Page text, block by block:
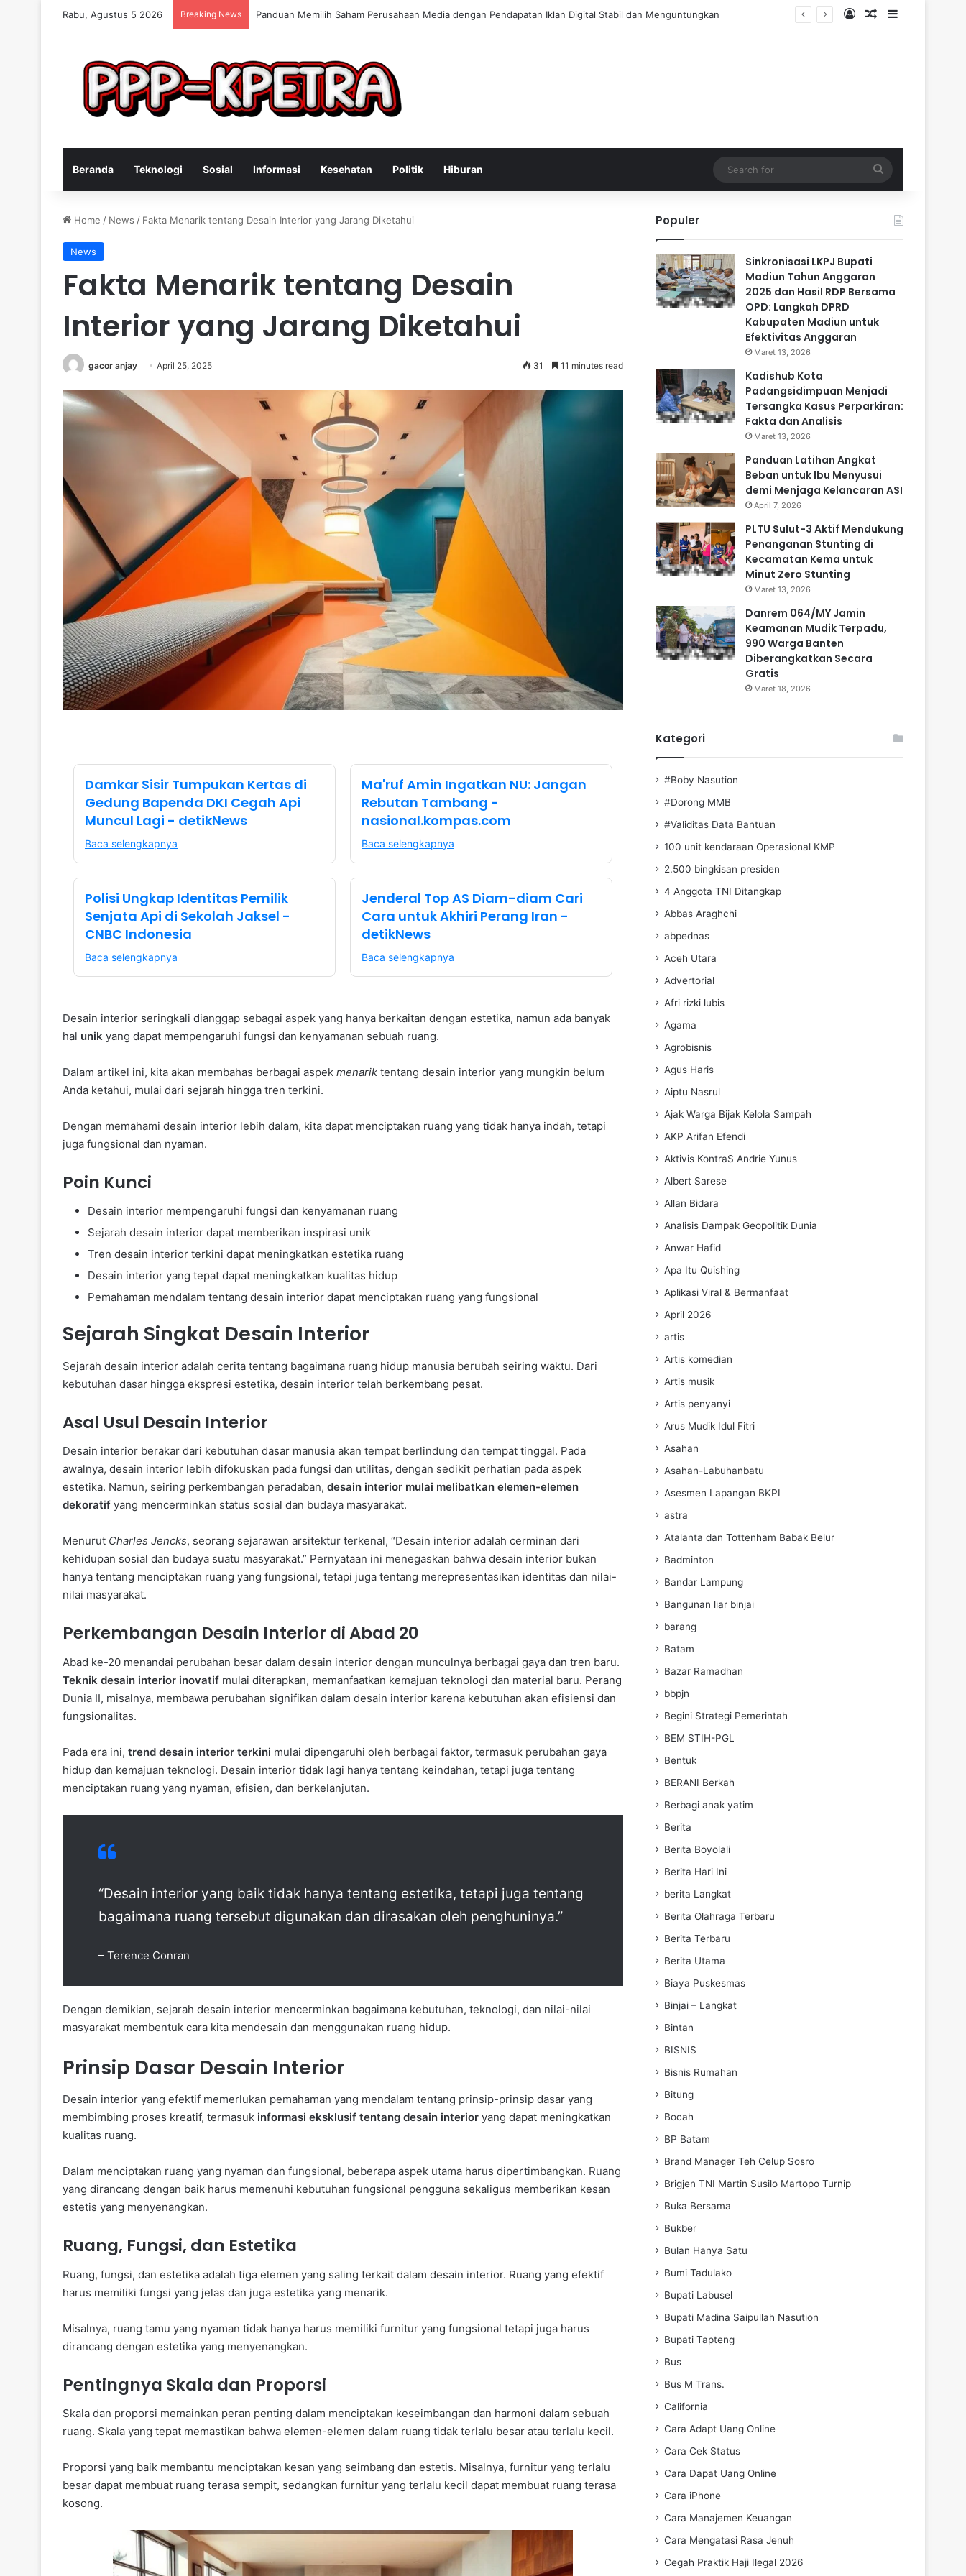
Rabu, Agustus 5 2026 Breaking News Keterampilan Konsultan Bisnis Online untuk Meningkatkan Pendapatan Berdasarkan Pengalaman Praktis Log InRandom Article
Sidebar
Beranda Teknologi Sosial Informasi Kesehatan Politik Hiburan
for
Home / News / Fakta Menarik tentang Desain Interior yang Jarang Diketahui
News
Fakta Menarik tentang Desain
Interior yang Jarang Diketahui
gacor anjay April 25, 2025 31 11 minutes read
Damkar Sisir Tumpukan Kertas di
Gedung Bapenda DKI Cegah Api
Muncul Lagi - detikNews
Baca selengkapnya
Ma'ruf Amin Ingatkan NU: Jangan
Rebutan Tambang -
nasional.kompas.com
Baca selengkapnya
Polisi Ungkap Identitas Pemilik
Senjata Api di Sekolah Jaksel -
CNBC Indonesia
Baca selengkapnya
Jenderal Top AS Diam-diam Cari
Cara untuk Akhiri Perang Iran -
detikNews
Baca selengkapnya
Desain interior seringkali dianggap sebagai aspek yang hanya berkaitan dengan estetika, namun ada banyak
hal unik yang dapat mempengaruhi fungsi dan kenyamanan sebuah ruang.
Dalam artikel ini, kita akan membahas berbagai aspek menarik tentang desain interior yang mungkin belum
Anda ketahui, mulai dari sejarah hingga tren terkini.
Dengan memahami desain interior lebih dalam, kita dapat menciptakan ruang yang tidak hanya indah, tetapi
juga fungsional dan nyaman.
Poin Kunci
Desain interior mempengaruhi fungsi dan kenyamanan ruang
Sejarah desain interior dapat memberikan inspirasi unik
Tren desain interior terkini dapat meningkatkan estetika ruang
Desain interior yang tepat dapat meningkatkan kualitas hidup
Pemahaman mendalam tentang desain interior dapat menciptakan ruang yang fungsional
Sejarah Singkat Desain Interior
Sejarah desain interior adalah cerita tentang bagaimana ruang hidup manusia berubah seiring waktu. Dari
kebutuhan dasar hingga ekspresi estetika, desain interior telah berkembang pesat.
Asal Usul Desain Interior
Desain interior berakar dari kebutuhan dasar manusia akan tempat berlindung dan tempat tinggal. Pada
awalnya, desain interior lebih difokuskan pada fungsi dan utilitas, dengan sedikit perhatian pada aspek
estetika. Namun, seiring perkembangan peradaban, desain interior mulai melibatkan elemen-elemen
dekoratif yang mencerminkan status sosial dan budaya masyarakat.
Menurut Charles Jencks, seorang sejarawan arsitektur terkenal, “Desain interior adalah cerminan dari
kehidupan sosial dan budaya suatu masyarakat.” Pernyataan ini menegaskan bahwa desain interior bukan
hanya tentang menciptakan ruang yang fungsional, tetapi juga tentang merepresentasikan identitas dan nilai-
nilai masyarakat.
Perkembangan Desain Interior di Abad 20
Abad ke-20 menandai perubahan besar dalam desain interior dengan munculnya berbagai gaya dan tren baru.
Teknik desain interior inovatif mulai diterapkan, memanfaatkan kemajuan teknologi dan material baru. Perang
Dunia II, misalnya, membawa perubahan signifikan dalam desain interior karena kebutuhan akan efisiensi dan
fungsionalitas.
Pada era ini, trend desain interior terkini mulai dipengaruhi oleh berbagai faktor, termasuk perubahan gaya
hidup dan kemajuan teknologi. Desain interior tidak lagi hanya tentang keindahan, tetapi juga tentang
menciptakan ruang yang nyaman, efisien, dan berkelanjutan.
“Desain interior yang baik tidak hanya tentang estetika, tetapi juga tentang
bagaimana ruang tersebut digunakan dan dirasakan oleh penghuninya.”
– Terence Conran
Dengan demikian, sejarah desain interior mencerminkan bagaimana kebutuhan, teknologi, dan nilai-nilai
masyarakat membentuk cara kita mendesain dan menggunakan ruang hidup.
Prinsip Dasar Desain Interior
Desain interior yang efektif memerlukan pemahaman yang mendalam tentang prinsip-prinsip dasar yang
membimbing proses kreatif, termasuk informasi eksklusif tentang desain interior yang dapat meningkatkan
kualitas ruang.
Dalam menciptakan ruang yang nyaman dan fungsional, beberapa aspek utama harus dipertimbangkan. Ruang
yang dirancang dengan baik harus memenuhi kebutuhan fungsional pengguna sekaligus memberikan kesan
estetis yang menyenangkan.
Ruang, Fungsi, dan Estetika
Ruang, fungsi, dan estetika adalah tiga elemen yang saling terkait dalam desain interior. Ruang yang efektif
harus memiliki fungsi yang jelas dan juga estetika yang menarik.
Misalnya, ruang tamu yang nyaman tidak hanya harus memiliki furnitur yang fungsional tetapi juga harus
dirancang dengan estetika yang menyenangkan.
Pentingnya Skala dan Proporsi
Skala dan proporsi memainkan peran penting dalam menciptakan keseimbangan dan harmoni dalam sebuah
ruang. Skala yang tepat memastikan bahwa elemen-elemen dalam ruang tidak terlalu besar atau terlalu kecil.
Proporsi yang baik membantu menciptakan kesan yang seimbang dan estetis. Misalnya, furnitur yang terlalu
besar dapat membuat ruang terasa sempit, sedangkan furnitur yang terlalu kecil dapat membuat ruang terasa
kosong.
Populer
Sinkronisasi LKPJ Bupati
Madiun Tahun Anggaran
2025 dan Hasil RDP Bersama
OPD: Langkah DPRD
Kabupaten Madiun untuk
Efektivitas Anggaran
Maret 13, 2026
Kadishub Kota
Padangsidimpuan Menjadi
Tersangka Kasus Perparkiran:
Fakta dan Analisis
Maret 13, 2026
Panduan Latihan Angkat
Beban untuk Ibu Menyusui
demi Menjaga Kelancaran ASI
April 7, 2026
PLTU Sulut-3 Aktif Mendukung
Penanganan Stunting di
Kecamatan Kema untuk
Minut Zero Stunting
Maret 13, 2026
Danrem 064/MY Jamin
Keamanan Mudik Terpadu,
990 Warga Banten
Diberangkatkan Secara
Gratis
Maret 18, 2026
Kategori
#Boby Nasution
#Dorong MMB
#Validitas Data Bantuan
100 unit kendaraan Operasional KMP
2.500 bingkisan presiden
4 Anggota TNI Ditangkap
Abbas Araghchi
abpednas
Aceh Utara
Advertorial
Afri rizki lubis
Agama
Agrobisnis
Agus Haris
Aiptu Nasrul
Ajak Warga Bijak Kelola Sampah
AKP Arifan Efendi
Aktivis KontraS Andrie Yunus
Albert Sarese
Allan Bidara
Analisis Dampak Geopolitik Dunia
Anwar Hafid
Apa Itu Quishing
Aplikasi Viral & Bermanfaat
April 2026
artis
Artis komedian
Artis musik
Artis penyanyi
Arus Mudik Idul Fitri
Asahan
Asahan-Labuhanbatu
Asesmen Lapangan BKPI
astra
Atalanta dan Tottenham Babak Belur
Badminton
Bandar Lampung
Bangunan liar binjai
barang
Batam
Bazar Ramadhan
bbpjn
Begini Strategi Pemerintah
BEM STIH-PGL
Bentuk
BERANI Berkah
Berbagi anak yatim
Berita
Berita Boyolali
Berita Hari Ini
berita Langkat
Berita Olahraga Terbaru
Berita Terbaru
Berita Utama
Biaya Puskesmas
Binjai – Langkat
Bintan
BISNIS
Bisnis Rumahan
Bitung
Bocah
BP Batam
Brand Manager Teh Celup Sosro
Brigjen TNI Martin Susilo Martopo Turnip
Buka Bersama
Bukber
Bulan Hanya Satu
Bumi Tadulako
Bupati Labusel
Bupati Madina Saipullah Nasution
Bupati Tapteng
Bus
Bus M Trans.
California
Cara Adapt Uang Online
Cara Cek Status
Cara Dapat Uang Online
Cara iPhone
Cara Manajemen Keuangan
Cara Mengatasi Rasa Jenuh
Cegah Praktik Haji Ilegal 2026